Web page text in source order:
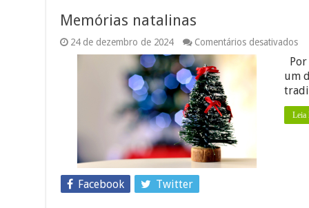
Memórias natalinas
24 de dezembro de 2024 Comentários desativadosem
um
Leia
Facebook Twitter